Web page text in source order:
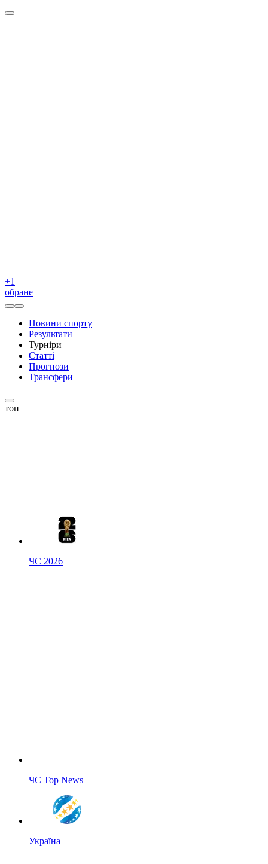
+1
обране
Новини спорту
Результати
Турніри
Статті
Прогнози
Трансфери
топ
ЧС 2026
ЧС Top News
Україна